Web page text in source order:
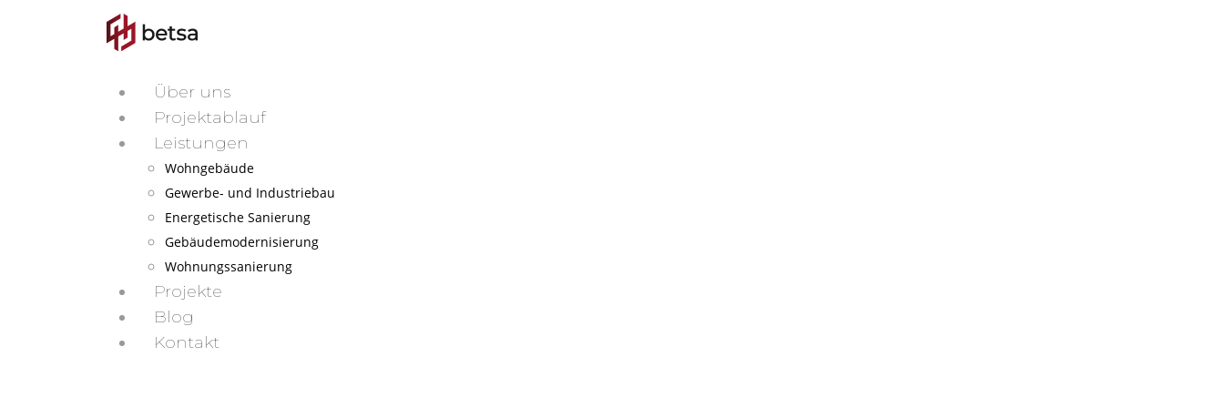
Über uns
Projektablauf
Leistungen
Wohngebäude
Gewerbe- und Industriebau
Energetische Sanierung
Gebäudemodernisierung
Wohnungssanierung
Projekte
Blog
Kontakt